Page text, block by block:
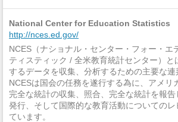
National Center for Education Statistics
http://nces.ed.gov/
NCES（ナショナル・センター・フォー・エ
ティスティック / 全米教育統計センター）と
するデータを収集、分析するための主要な連
NCESは国会の任務を遂行する為に、アメリ
完全な統計の収集、照合、完全な統計を報告
発行、そして国際的な教育活動についてのレ
ています。